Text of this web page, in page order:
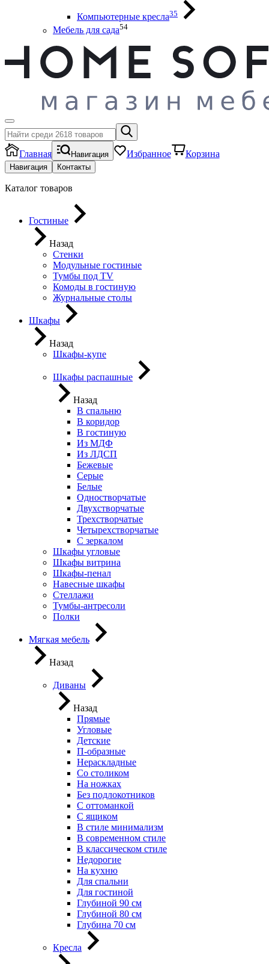
Компьютерные кресла35
Мебель для сада54
Главная Навигация Избранное Корзина
Навигация Контакты
Каталог товаров
Гостиные
Назад
Стенки
Модульные гостиные
Тумбы под ТV
Комоды в гостиную
Журнальные столы
Шкафы
Назад
Шкафы-купе
Шкафы распашные
Назад
В спальню
В коридор
В гостиную
Из МДФ
Из ЛДСП
Бежевые
Серые
Белые
Одностворчатые
Двухстворчатые
Трехстворчатые
Четырехстворчатые
С зеркалом
Шкафы угловые
Шкафы витрина
Шкафы-пенал
Навесные шкафы
Стеллажи
Тумбы-антресоли
Полки
Мягкая мебель
Назад
Диваны
Назад
Прямые
Угловые
Детские
П-образные
Нераскладные
Со столиком
На ножках
Без подлокотников
С оттоманкой
С ящиком
В стиле минимализм
В современном стиле
В классическом стиле
Недорогие
На кухню
Для спальни
Для гостиной
Глубиной 90 см
Глубиной 80 см
Глубина 70 см
Кресла